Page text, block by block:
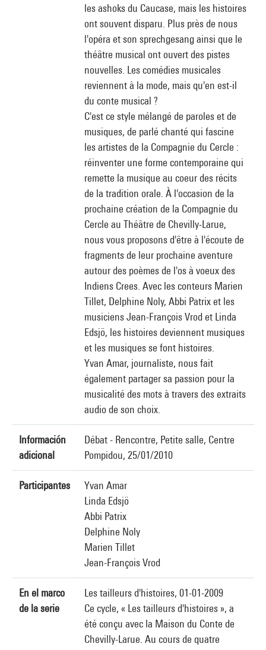
les ashoks du Caucase, mais les histoires
ont souvent disparu. Plus près de nous
l'opéra et son sprechgesang ainsi que le
théâtre musical ont ouvert des pistes
nouvelles. Les comédies musicales
reviennent à la mode, mais qu'en est-il
du conte musical ?
C'est ce style mélangé de paroles et de
musiques, de parlé chanté qui fascine
les artistes de la Compagnie du Cercle :
réinventer une forme contemporaine qui
remette la musique au coeur des récits
de la tradition orale. À l'occasion de la
prochaine création de la Compagnie du
Cercle au Théâtre de Chevilly-Larue,
nous vous proposons d'être à l'écoute de
fragments de leur prochaine aventure
autour des poèmes de l'os à voeux des
Indiens Crees. Avec les conteurs Marien
Tillet, Delphine Noly, Abbi Patrix et les
musiciens Jean-François Vrod et Linda
Edsjö, les histoires deviennent musiques
et les musiques se font histoires.
Yvan Amar, journaliste, nous fait
également partager sa passion pour la
musicalité des mots à travers des extraits
audio de son choix.
Información
adicional
Débat - Rencontre, Petite salle, Centre
Pompidou, 25/01/2010
Participantes
Yvan Amar
Linda Edsjö
Abbi Patrix
Delphine Noly
Marien Tillet
Jean-François Vrod
En el marco
de la serie
Les tailleurs d'histoires, 01-01-2009
Ce cycle, « Les tailleurs d'histoires », a
été conçu avec la Maison du Conte de
Chevilly-Larue. Au cours de quatre